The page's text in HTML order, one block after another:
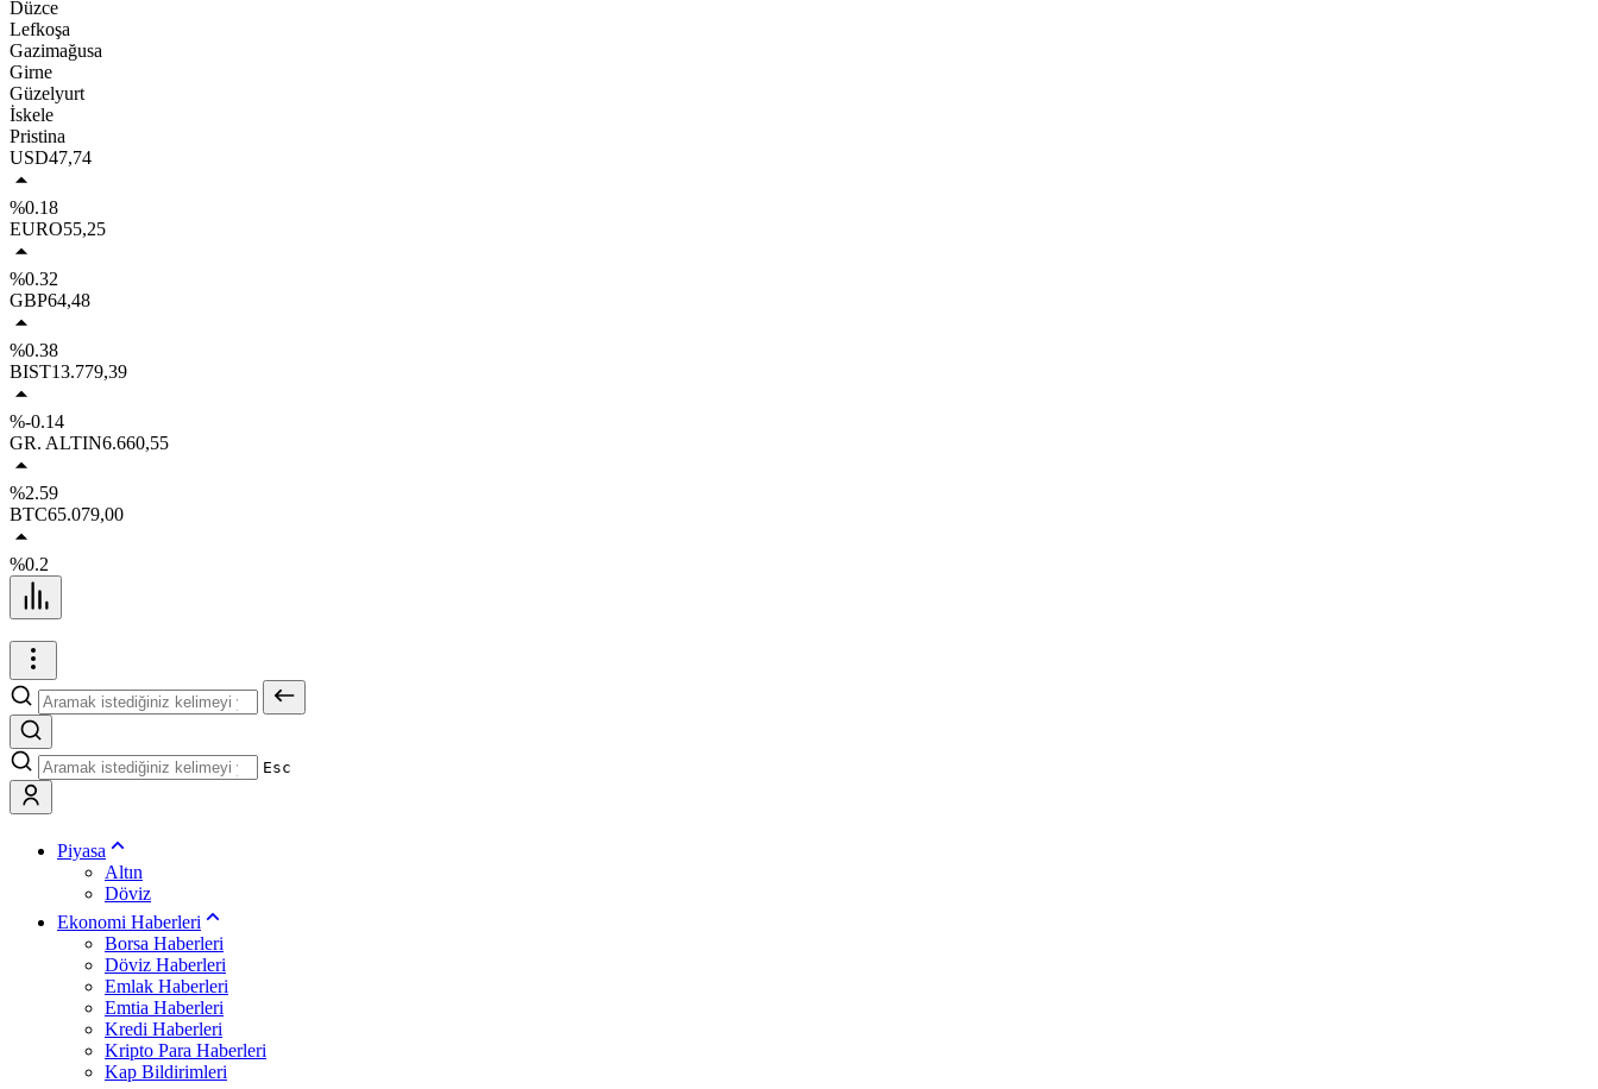
Düzce
Lefkoşa
Gazimağusa
Girne
Güzelyurt
İskele
Pristina
USD47,74
%0.18
EURO55,25
%0.32
GBP64,48
%0.38
BIST13.779,39
%-0.14
GR. ALTIN6.660,55
%2.59
BTC65.079,00
%0.2
Esc
Piyasa
Altın
Döviz
Ekonomi Haberleri
Borsa Haberleri
Döviz Haberleri
Emlak Haberleri
Emtia Haberleri
Kredi Haberleri
Kripto Para Haberleri
Kap Bildirimleri